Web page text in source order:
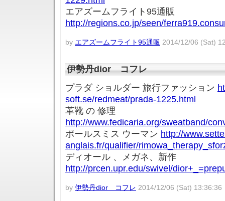
エアズームフライト95通販
http://regions.co.jp/seen/
by エアズームフライト95通販 2014/12/06 (Sat)
伊勢丹dior コフレ
プラダ ショルダー 旅行ファッション
soft.se/redmeat/prada-1225.html
革靴 の 修理
http://www.fedicaria.org/sweatband/
ポールスミス ウーマン http://
anglais.fr/qualifier/
ディオール 、メガネ、新作
http://prcen.upr.edu/swivel/
by 伊勢丹dior コフレ 2014/12/06 (Sat) 13:36:36